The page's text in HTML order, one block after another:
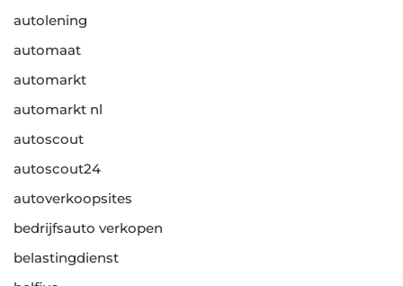
autolening
automaat
automarkt
automarkt nl
autoscout
autoscout24
autoverkoopsites
bedrijfsauto verkopen
belastingdienst